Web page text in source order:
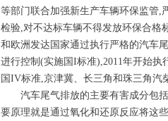
等部门联合加强新生产车辆环保监管,
检验,对不达标车辆不得发放环保合格
和欧洲发达国家通过执行严格的汽车
进行控制(实施国I标准),2011年开始
国IV标准,京津冀、长三角和珠三角汽
汽车尾气排放的主要有害成分包
要原理就是通过氧化和还原反应将这